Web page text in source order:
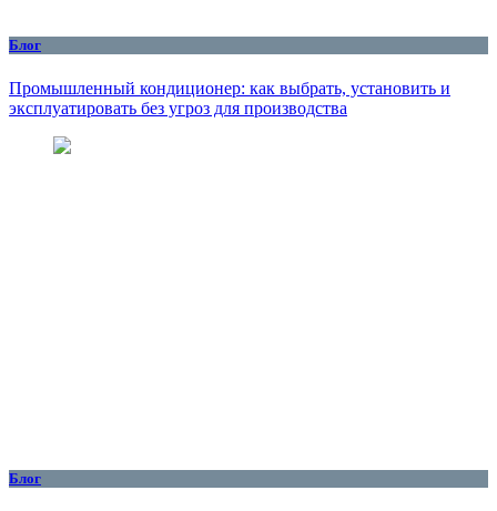
Блог
Промышленный кондиционер: как выбрать, установить и
эксплуатировать без угроз для производства
Блог